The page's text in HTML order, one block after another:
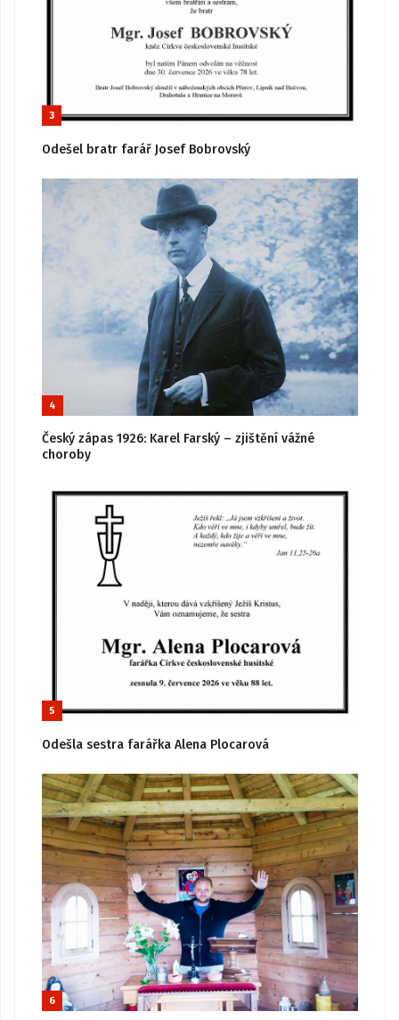
3
Odešel bratr farář Josef Bobrovský
4
Český zápas 1926: Karel Farský – zjištění vážné
choroby
5
Odešla sestra farářka Alena Plocarová
6